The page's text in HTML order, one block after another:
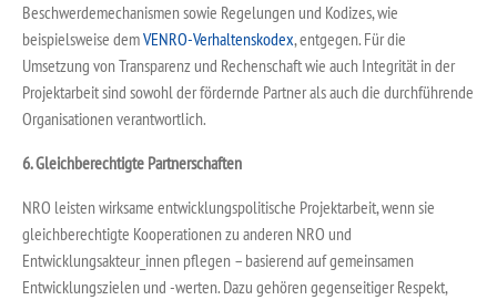
Beschwerdemechanismen sowie Regelungen und Kodizes, wie
beispielsweise demVENRO-Verhaltenskodex, entgegen. Für die
Umsetzung von Transparenz und Rechenschaft wie auch Integrität in der
Projektarbeit sind sowohl der fördernde Partner als auch die durchführende
Organisationen verantwortlich.
6. Gleichberechtigte Partnerschaften
NRO leisten wirksame entwicklungspolitische Projektarbeit, wenn sie
gleichberechtigte Kooperationen zu anderen NRO und
Entwicklungsakteur_innen pflegen – basierend auf gemeinsamen
Entwicklungszielen und -werten. Dazu gehören gegenseitiger Respekt,